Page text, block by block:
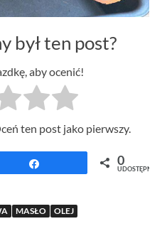
był ten post?
aby ocenić!
ten post jako pierwszy.
0
UDOSTĘPNIEŃ
MASŁO
OLEJ